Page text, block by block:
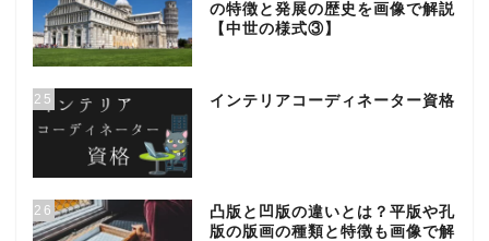
の特徴と発展の歴史を画像で解説
【中世の様式③】
25 インテリアコーディネーター資格
26
凸版と凹版の違いとは？平版や孔
版の版画の種類と特徴も画像で解